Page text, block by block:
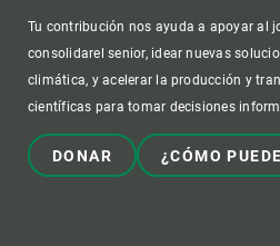
Tu contribución nos ayuda a apoyar al
consolidarel senior, idear nuevas
climática, y acelerar la producción y
científicas para tomar decisiones
DONAR ¿CÓMO